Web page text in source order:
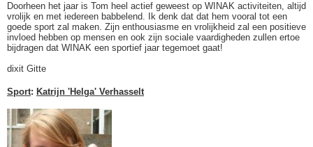
Doorheen het jaar is Tom heel actief geweest op WINAK activiteiten, altijd
vrolijk en met iedereen babbelend. Ik denk dat dat hem vooral tot een
goede sport zal maken. Zijn enthousiasme en vrolijkheid zal een positieve
invloed hebben op mensen en ook zijn sociale vaardigheden zullen ertoe
bijdragen dat WINAK een sportief jaar tegemoet gaat!
dixit Gitte
Sport: Katrijn 'Helga' Verhasselt